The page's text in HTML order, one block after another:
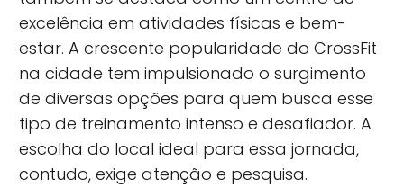
excelência em atividades físicas e bem-
estar. A crescente popularidade do CrossFit
na cidade tem impulsionado o surgimento
de diversas opções para quem busca esse
tipo de treinamento intenso e desafiador. A
escolha do local ideal para essa jornada,
contudo, exige atenção e pesquisa.